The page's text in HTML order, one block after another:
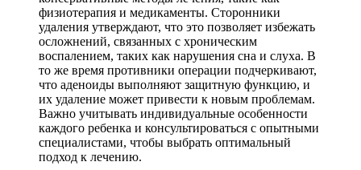
физиотерапия и медикаменты. Сторонники
удаления утверждают, что это позволяет избежать
осложнений, связанных с хроническим
воспалением, таких как нарушения сна и слуха. В
то же время противники операции подчеркивают,
что аденоиды выполняют защитную функцию, и
их удаление может привести к новым проблемам.
Важно учитывать индивидуальные особенности
каждого ребенка и консультироваться с опытными
специалистами, чтобы выбрать оптимальный
подход к лечению.